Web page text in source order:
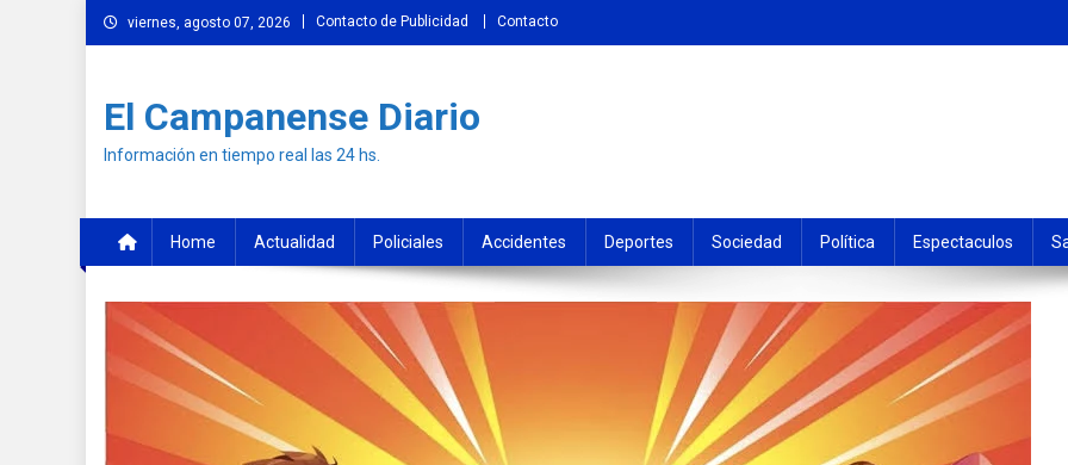
Skip
to
viernes, agosto 07, 2026 Contacto de Publicidad Contacto
El Campanense Diario
Información en tiempo real las 24 hs.
Home Actualidad Policiales Accidentes Deportes Sociedad Política Espectaculos